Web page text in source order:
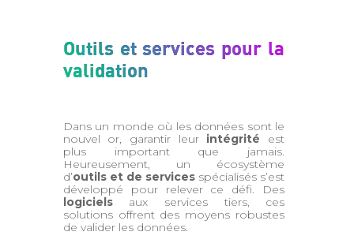
Outils et services pour la
validation
Dans un monde où les données sont le
nouvel or, garantir leur intégrité est
plus important que jamais.
Heureusement, un écosystème
d’outils et de services spécialisés s’est
développé pour relever ce défi. Des
logicielsaux services tiers, ces
solutions offrent des moyens robustes
de valider les données.